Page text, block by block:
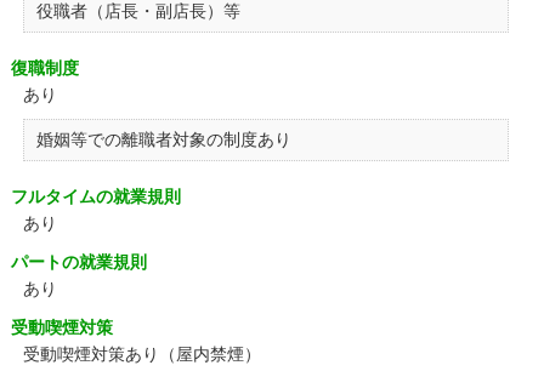
役職者（店長・副店長）等
復職制度
あり
婚姻等での離職者対象の制度あり
フルタイムの就業規則
あり
パートの就業規則
あり
受動喫煙対策
受動喫煙対策あり（屋内禁煙）